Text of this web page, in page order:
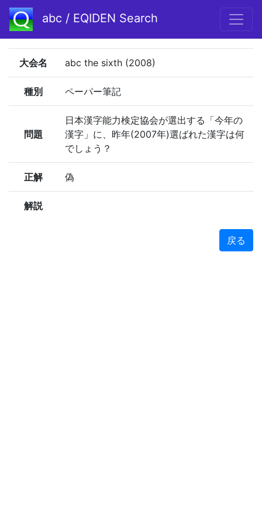
abc / EQIDEN Search
大会名 abc the sixth (2008)
種別 ペーパー筆記
問題
日本漢字能力検定協会が選出する「今年の
漢字」に、昨年(2007年)選ばれた漢字は何
でしょう？
正解 偽
解説
戻る